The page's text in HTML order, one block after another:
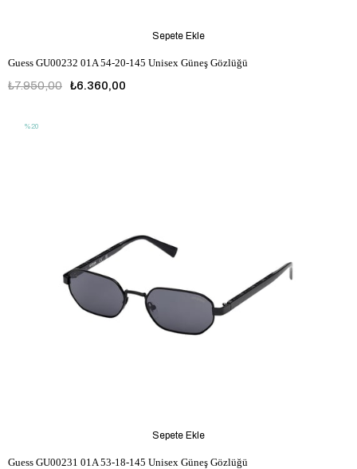
Guess GU00232 01A 54-20-145 Unisex Güneş Gözlüğü
₺6.360,00
₺7.950,00
Sepete Ekle
Guess GU00231 01A 53-18-145 Unisex Güneş Gözlüğü
Sepete Ekle
%20